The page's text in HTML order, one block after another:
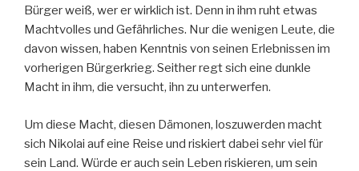
Bürger weiß, wer er wirklich ist. Denn in ihm ruht etwas
Machtvolles und Gefährliches. Nur die wenigen Leute, die
davon wissen, haben Kenntnis von seinen Erlebnissen im
vorherigen Bürgerkrieg. Seither regt sich eine dunkle
Macht in ihm, die versucht, ihn zu unterwerfen.
Um diese Macht, diesen Dämonen, loszuwerden macht
sich Nikolai auf eine Reise und riskiert dabei sehr viel für
sein Land. Würde er auch sein Leben riskieren, um sein